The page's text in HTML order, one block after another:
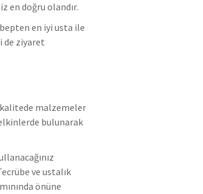
en doğru olandır.
en iyi usta ile
de ziyaret
kalitede malzemeler
bulunarak
ve ustalık
önüne